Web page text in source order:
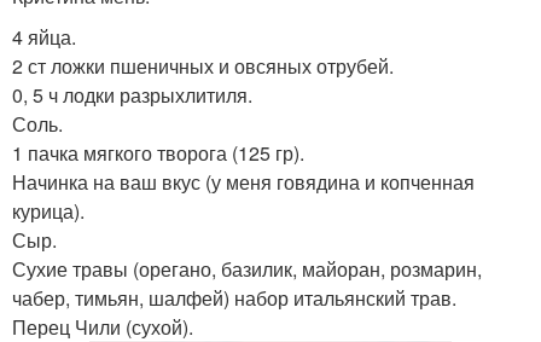
4 яйца.
2 ст ложки пшеничных и овсяных отрубей.
0, 5 ч лодки разрыхлитиля.
Соль.
1 пачка мягкого творога (125 гр).
Начинка на ваш вкус (у меня говядина и копченная
курица).
Сыр.
Сухие травы (орегано, базилик, майоран, розмарин,
чабер, тимьян, шалфей) набор итальянский трав.
Перец Чили (сухой).